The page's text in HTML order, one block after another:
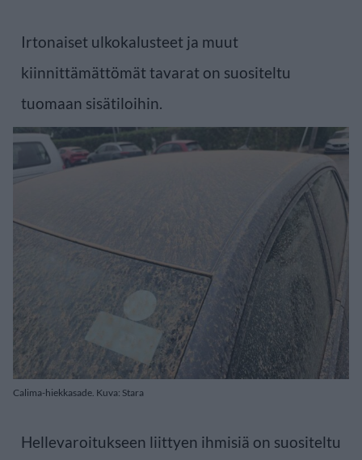
Irtonaiset ulkokalusteet ja muut
kiinnittämättömät tavarat on suositeltu
tuomaan sisätiloihin.
Calima-hiekkasade. Kuva: Stara
Hellevaroitukseen liittyen ihmisiä on suositeltu